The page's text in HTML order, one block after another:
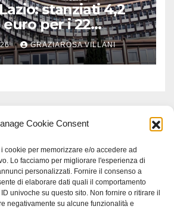
Cookie Consent
cookie per memorizzare e/o accedere ad
Lo facciamo per migliorare l'esperienza di
personalizzati. Fornire il consenso a
di elaborare dati quali il comportamento
univoche su questo sito. Non fornire o ritirare il
negativamente su alcune funzionalità e
stanziati 4,2
per i 22
GRAZIAROSA VILLANI